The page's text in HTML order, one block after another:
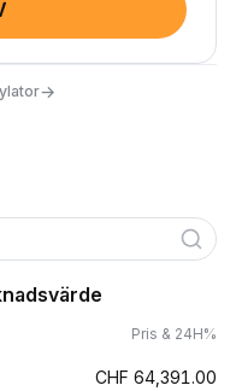
→
Pris & 24H%
CHF 64,391.00